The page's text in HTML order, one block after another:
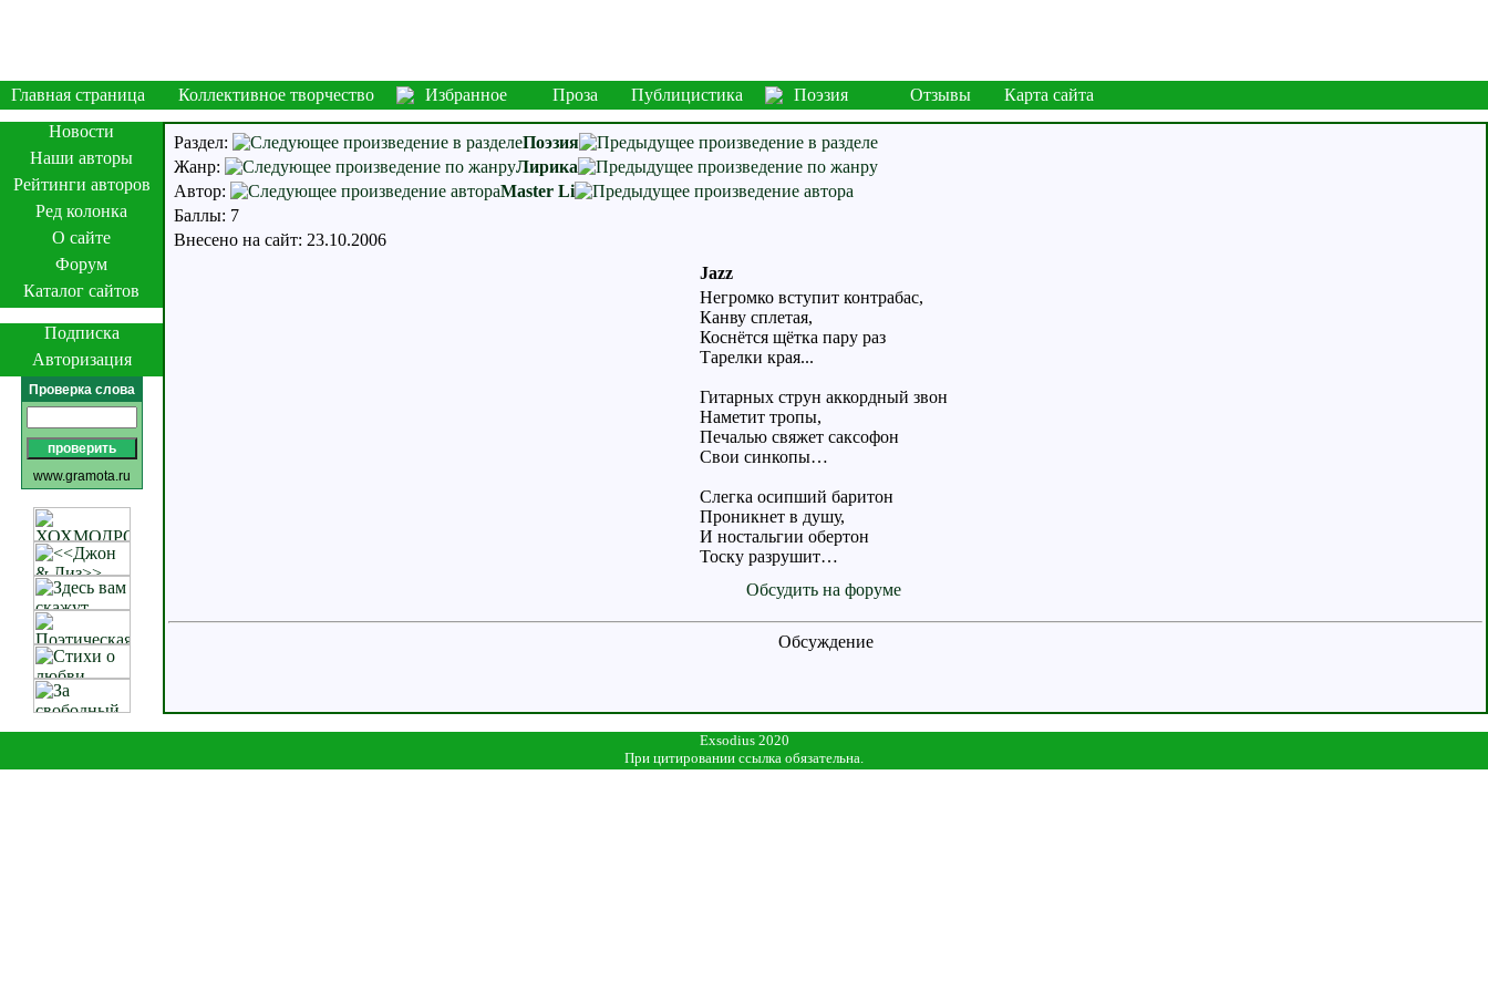
Главная страница Коллективное творчество Избранное Проза Публицистика Поэзия Отзывы
Карта сайта
Новости
Наши авторы
Рейтинги авторов
Ред колонка
О сайте
Форум
Каталог сайтов
Подписка
Авторизация
Проверка слова
www.gramota.ru
Раздел:
Поэзия
Жанр:
Лирика
Автор:
Master Li
Баллы: 7
Внесено на сайт: 23.10.2006
Jazz
Негромко вступит контрабас,
Канву сплетая,
Коснётся щётка пару раз
Тарелки края...
Гитарных струн аккордный звон
Наметит тропы,
Печалью свяжет саксофон
Свои синкопы…
Слегка осипший баритон
Проникнет в душу,
И ностальгии обертон
Тоску разрушит…
Обсудить на форуме
Обсуждение
Exsodius 2020
При цитировании ссылка обязательна.